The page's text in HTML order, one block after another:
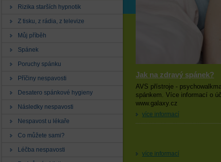
Rizika starších hypnotik
Z tisku, z rádia, z televize
Můj příběh
Spánek
Poruchy spánku
Příčiny nespavosti
Desatero spánkové hygieny
Následky nespavosti
Nespavost u lékaře
Co můžete sami?
Léčba nespavosti
Jak na zdravý spánek?
AVS přístroje -
spánkem. Více informací o
www.galaxy.cz
více informací
více informací